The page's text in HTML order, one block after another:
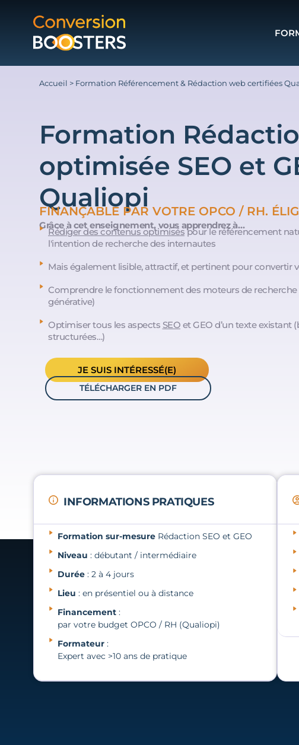
Accueil > Formation Référencement & Rédaction web certifiées
Formation
optimisée SEO et
Qualiopi
FINANÇABLE PAR VOTRE OPCO / RH.
Grâce à cet enseignement, vous apprendrez à…
Rédiger des contenus optimiséspour le référencement
l'intention de recherche des internautes
Mais également lisible, attractif, et pertinent pour convertir
Comprendre le fonctionnement des moteurs de
générative)
Optimiser tous les aspects SEO et GEO d’un texte existant
structurées…)
JE SUIS INTÉRESSÉ(E)
TÉLÉCHARGER EN PDF
INFORMATIONS PRATIQUES
Formation sur-mesure Rédaction SEO et GEO
Niveau : débutant / intermédiaire
Durée : 2 à 4 jours
Lieu : en présentiel ou à distance
Financement :
par votre budget OPCO / RH (Qualiopi)
Formateur :
Expert avec >10 ans de pratique